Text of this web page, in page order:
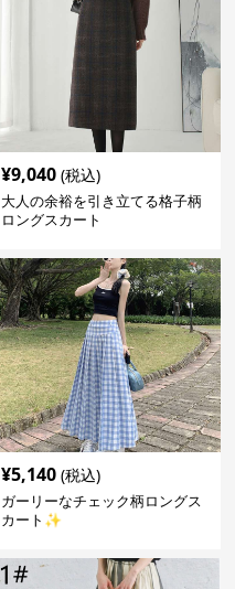
¥9,040 (税込)
大人の余裕を引き立てる格子柄
ロングスカート
¥5,140 (税込)
ガーリーなチェック柄ロングス
カート✨